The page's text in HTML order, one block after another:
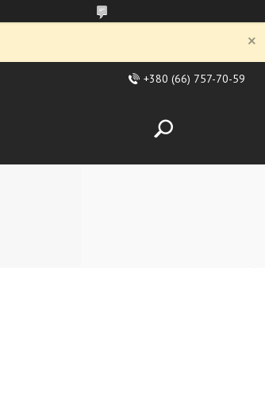
+380 (66) 757-70-59